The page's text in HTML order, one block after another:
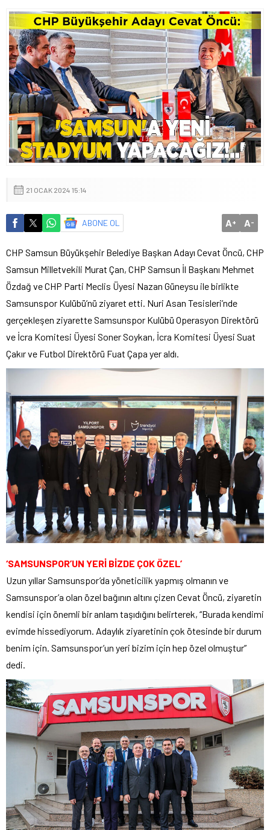
21 OCAK 2024 15:14
ABONE OL A+ A-
CHP Samsun Büyükşehir Belediye Başkan Adayı Cevat Öncü, CHP
Samsun Milletvekili Murat Çan, CHP Samsun İl Başkanı Mehmet
Özdağ ve CHP Parti Meclis Üyesi Nazan Güneysu ile birlikte
Samsunspor Kulübü’nü ziyaret etti. Nuri Asan Tesisleri’nde
gerçekleşen ziyarette Samsunspor Kulübü Operasyon Direktörü
ve İcra Komitesi Üyesi Soner Soykan, İcra Komitesi Üyesi Suat
Çakır ve Futbol Direktörü Fuat Çapa yer aldı.
‘SAMSUNSPOR’UN YERİ BİZDE ÇOK ÖZEL’
Uzun yıllar Samsunspor’da yöneticilik yapmış olmanın ve
Samsunspor’a olan özel bağının altını çizen Cevat Öncü, ziyaretin
kendisi için önemli bir anlam taşıdığını belirterek, “Burada kendimi
evimde hissediyorum. Adaylık ziyaretinin çok ötesinde bir durum
benim için. Samsunspor’un yeri bizim için hep özel olmuştur”
dedi.